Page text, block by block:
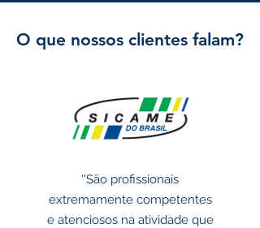
O que nossos clientes falam?
''São profissionais
extremamente competentes
e atenciosos na atividade que